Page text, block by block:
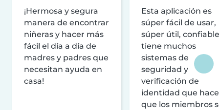
¡Hermosa y segura
manera de encontrar
niñeras y hacer más
fácil el día a día de
madres y padres que
necesitan ayuda en
casa!
Esta aplicación es
súper fácil de usar,
súper útil,
tiene muchos
sistemas de
seguridad y
verificación de
identidad que
que los miembros